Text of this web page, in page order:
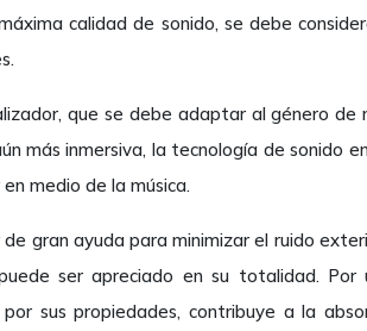
calidad de sonido, se debe
que se debe adaptar al género
más inmersiva, la tecnología de
medio de la música.
gran ayuda para minimizar el ruido
ser apreciado en su totalidad.
sus propiedades, contribuye a la